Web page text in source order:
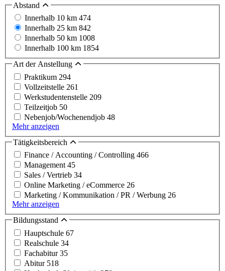
Abstand
Innerhalb 10 km 474
Innerhalb 25 km 842
Innerhalb 50 km 1008
Innerhalb 100 km 1854
Art der Anstellung
Praktikum 294
Vollzeitstelle 261
Werkstudentenstelle 209
Teilzeitjob 50
Nebenjob/Wochenendjob 48
Mehr anzeigen
Tätigkeitsbereich
Finance / Accounting / Controlling 466
Management 45
Sales / Vertrieb 34
Online Marketing / eCommerce 26
Marketing / Kommunikation / PR / Werbung 26
Mehr anzeigen
Bildungsstand
Hauptschule 67
Realschule 34
Fachabitur35
Abitur 518